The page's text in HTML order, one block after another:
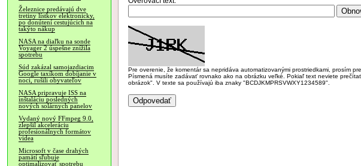
Železnice predávajú dve
tretiny lístkov elektronicky,
po donútení cestujúcich na
takýto nákup
NASA na diaľku na sonde
Voyager 2 úspešne znížila
spotrebu
Súd zakázal samojazdiacim
Google taxíkom dobíjanie v
noci, rušili obyvateľov
NASA pripravuje ISS na
inštaláciu posledných
nových solárnych panelov
Vydaný nový FFmpeg 9.0,
zlepšil akceleráciu
profesionálnych formátov
videa
Microsoft v čase drahých
pamätí sľubuje
optimalizovať spotrebu
Pre overenie, že komentár sa nepridáva automatizovanými prostriedkami, prosím
Písmená musíte zadávať rovnako ako na obrázku veľké. Pokiaľ text neviete
obrázok". V texte sa používajú iba znaky "BCDJKMPRSVWXY1234589".